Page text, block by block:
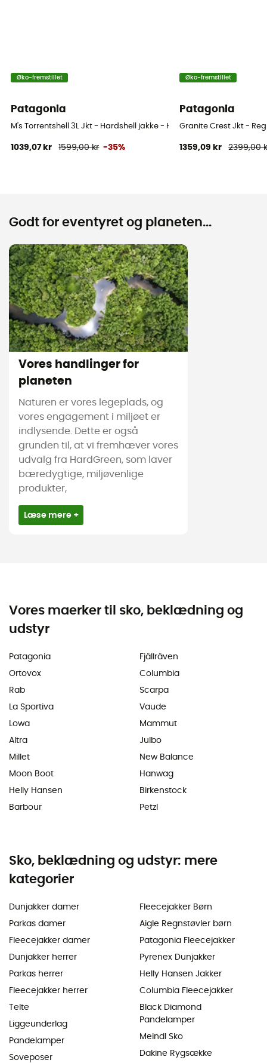
Øko-fremstillet
Patagonia
M's Torrentshell 3L Jkt - Hardshell jakke - Herrer
1039,07 kr 1599,00 kr -35%
Øko-fremstillet
Patagonia
Granite Crest Jkt -
1359,09 kr 2399,00
Godt for eventyret og planeten...
Vores handlinger for
planeten
Naturen er vores legeplads, og
vores engagement i miljøet er
indlysende. Dette er også
grunden til, at vi fremhæver vores
udvalg fra HardGreen, som laver
bæredygtige, miljøvenlige
produkter,
Læse mere +
Vores maerker til sko, beklædning og
udstyr
Patagonia
Ortovox
Rab
La Sportiva
Lowa
Altra
Millet
Moon Boot
Helly Hansen
Barbour
Fjällräven
Columbia
Scarpa
Vaude
Mammut
Julbo
New Balance
Hanwag
Birkenstock
Petzl
Sko, beklædning og udstyr: mere
kategorier
Dunjakker damer
Parkas damer
Fleecejakker damer
Dunjakker herrer
Parkas herrer
Fleecejakker herrer
Telte
Liggeunderlag
Pandelamper
Soveposer
Fleecejakker Børn
Aigle Regnstøvler børn
Patagonia Fleecejakker
Pyrenex Dunjakker
Helly Hansen Jakker
Columbia Fleecejakker
Black Diamond
Pandelamper
Meindl Sko
Dakine Rygsække